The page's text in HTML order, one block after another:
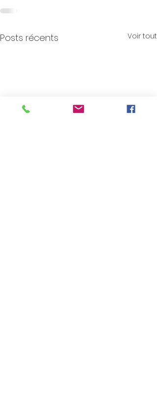
Posts récents Voir tout